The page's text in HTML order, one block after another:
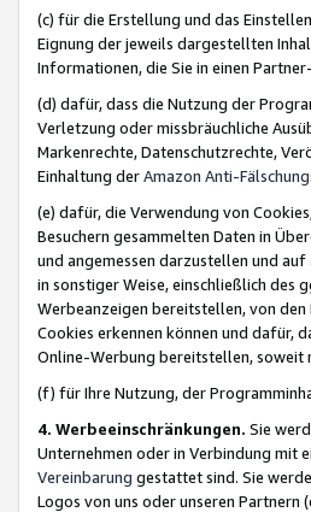
(c) für die Erstellung und das
Eignung der jeweils dargestellten
Informationen, die Sie in einen
(d) dafür, dass die Nutzung der
Verletzung oder missbräuchliche
Markenrechte, Datenschutzrechte,
Einhaltung derAmazon Anti-
(e) dafür, die Verwendung von
Besuchern gesammelten Daten in
und angemessen darzustellen und
in sonstiger Weise, einschließlich des
Werbeanzeigen bereitstellen, von
Cookies erkennen können und dafür,
Online-Werbung bereitstellen, soweit
(f) für Ihre Nutzung, der
4. Werbeeinschränkungen. Sie
Unternehmen oder in Verbindung mit
Vereinbarung gestattet sind. Sie
Logos von uns oder unseren